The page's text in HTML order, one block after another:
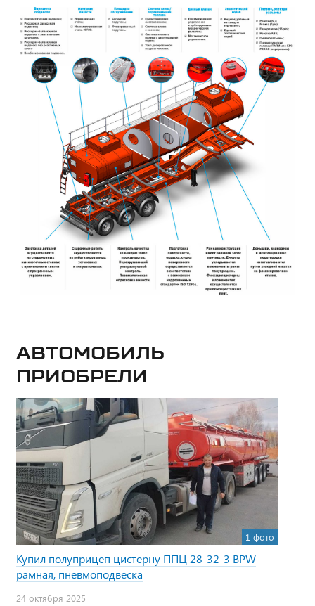
Автомобиль
приобрели
1 фото
Купил полуприцеп цистерну ППЦ 28-32-3 BPW
рамная, пневмоподвеска
24 октября 2025